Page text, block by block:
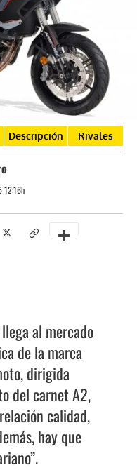
Descripción Rivales
al mercado
de la marca
dirigida
del carnet A2,
calidad,
hay que